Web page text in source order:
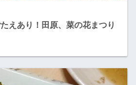
えあり！田原、菜の花まつり